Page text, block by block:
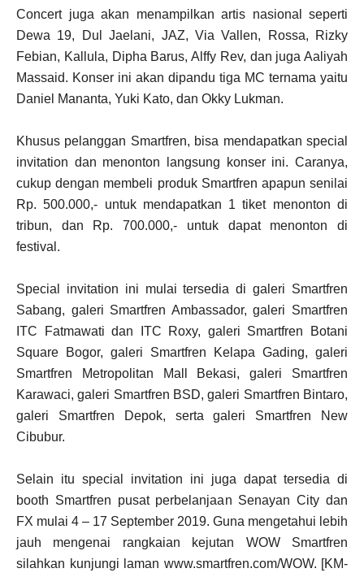
Concert juga akan menampilkan artis nasional seperti
Dewa 19, Dul Jaelani, JAZ, Via Vallen, Rossa, Rizky
Febian, Kallula, Dipha Barus, Alffy Rev, dan juga Aaliyah
Massaid. Konser ini akan dipandu tiga MC ternama yaitu
Daniel Mananta, Yuki Kato, dan Okky Lukman.
Khusus pelanggan Smartfren, bisa mendapatkan special
invitation dan menonton langsung konser ini. Caranya,
cukup dengan membeli produk Smartfren apapun senilai
Rp. 500.000,- untuk mendapatkan 1 tiket menonton di
tribun, dan Rp. 700.000,- untuk dapat menonton di
festival.
Special invitation ini mulai tersedia di galeri Smartfren
Sabang, galeri Smartfren Ambassador, galeri Smartfren
ITC Fatmawati dan ITC Roxy, galeri Smartfren Botani
Square Bogor, galeri Smartfren Kelapa Gading, galeri
Smartfren Metropolitan Mall Bekasi, galeri Smartfren
Karawaci, galeri Smartfren BSD, galeri Smartfren Bintaro,
galeri Smartfren Depok, serta galeri Smartfren New
Cibubur.
Selain itu special invitation ini juga dapat tersedia di
booth Smartfren pusat perbelanjaan Senayan City dan
FX mulai 4 – 17 September 2019. Guna mengetahui lebih
jauh mengenai rangkaian kejutan WOW Smartfren
silahkan kunjungi laman www.smartfren.com/WOW. [KM-